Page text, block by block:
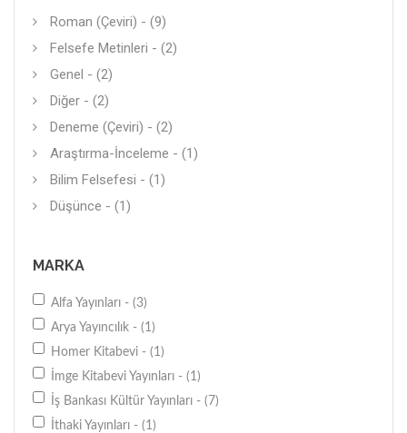
Roman (Çeviri) - (9)
Felsefe Metinleri - (2)
Genel - (2)
Diğer - (2)
Deneme (Çeviri) - (2)
Araştırma-İnceleme - (1)
Bilim Felsefesi - (1)
Düşünce - (1)
MARKA
Alfa Yayınları - (3)
Arya Yayıncılık - (1)
Homer Kitabevi - (1)
İmge Kitabevi Yayınları - (1)
İş Bankası Kültür Yayınları - (7)
İthaki Yayınları - (1)